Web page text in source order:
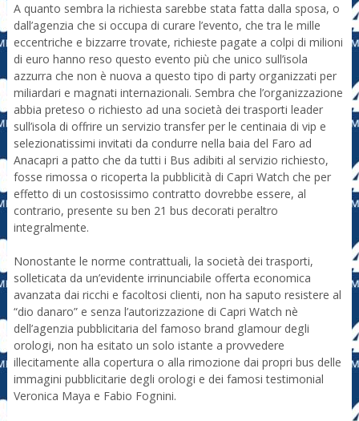
A quanto sembra la richiesta sarebbe stata fatta dalla sposa, o
dall’agenzia che si occupa di curare l’evento, che tra le mille
eccentriche e bizzarre trovate, richieste pagate a colpi di milioni
di euro hanno reso questo evento più che unico sull’isola
azzurra che non è nuova a questo tipo di party organizzati per
miliardari e magnati internazionali. Sembra che l’organizzazione
abbia preteso o richiesto ad una società dei trasporti leader
sull’isola di offrire un servizio transfer per le centinaia di vip e
selezionatissimi invitati da condurre nella baia del Faro ad
Anacapri a patto che da tutti i Bus adibiti al servizio richiesto,
fosse rimossa o ricoperta la pubblicità di Capri Watch che per
effetto di un costosissimo contratto dovrebbe essere, al
contrario, presente su ben 21 bus decorati peraltro
integralmente.
Nonostante le norme contrattuali, la società dei trasporti,
solleticata da un’evidente irrinunciabile offerta economica
avanzata dai ricchi e facoltosi clienti, non ha saputo resistere al
“dio danaro” e senza l’autorizzazione di Capri Watch nè
dell’agenzia pubblicitaria del famoso brand glamour degli
orologi, non ha esitato un solo istante a provvedere
illecitamente alla copertura o alla rimozione dai propri bus delle
immagini pubblicitarie degli orologi e dei famosi testimonial
Veronica Maya e Fabio Fognini.